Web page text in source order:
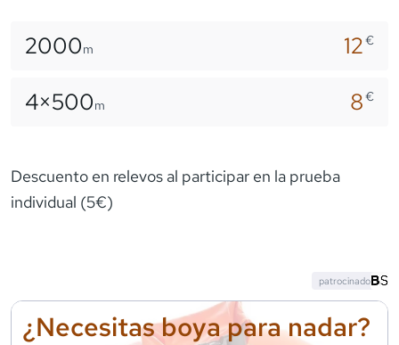
2000m 12€
4×500m 8€
Descuento en relevos al participar en la prueba
individual (5€)
¿Necesitas boya para nadar?
patrocinado